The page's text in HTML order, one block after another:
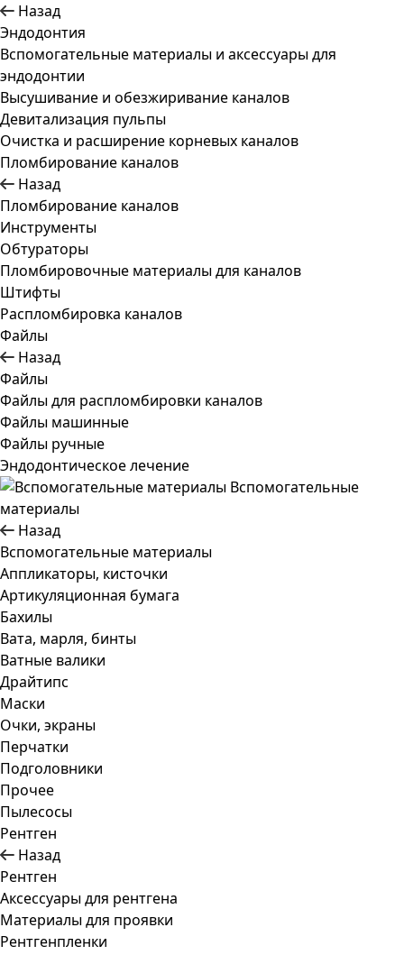
Назад
Эндодонтия
Вспомогательные материалы и аксессуары для
эндодонтии
Высушивание и обезжиривание каналов
Девитализация пульпы
Очистка и расширение корневых каналов
Пломбирование каналов
Назад
Пломбирование каналов
Инструменты
Обтураторы
Пломбировочные материалы для каналов
Штифты
Распломбировка каналов
Файлы
Назад
Файлы
Файлы для распломбировки каналов
Файлы машинные
Файлы ручные
Эндодонтическое лечение
Вспомогательные
материалы
Назад
Вспомогательные материалы
Аппликаторы, кисточки
Артикуляционная бумага
Бахилы
Вата, марля, бинты
Ватные валики
Драйтипс
Маски
Очки, экраны
Перчатки
Подголовники
Прочее
Пылесосы
Рентген
Назад
Рентген
Аксессуары для рентгена
Материалы для проявки
Рентгенпленки